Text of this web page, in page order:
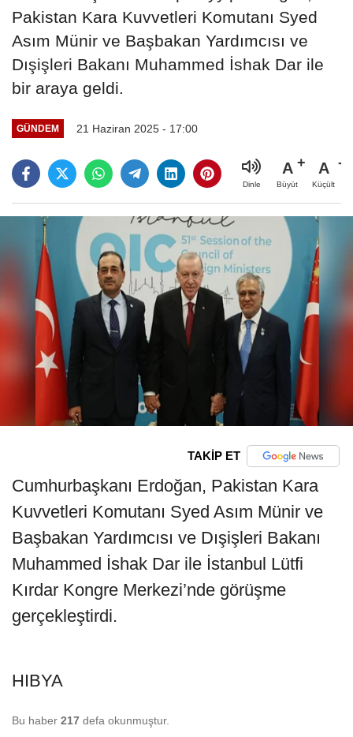
Pakistan Kara Kuvvetleri Komutanı Syed
Asım Münir ve Başbakan Yardımcısı ve
Dışişleri Bakanı Muhammed İshak Dar ile
bir araya geldi.
GÜNDEM 21 Haziran 2025 - 17:00
Dinle
A
Büyüt
A
Küçült
TAKİP ET
Cumhurbaşkanı Erdoğan, Pakistan Kara
Kuvvetleri Komutanı Syed Asım Münir ve
Başbakan Yardımcısı ve Dışişleri Bakanı
Muhammed İshak Dar ile İstanbul Lütfi
Kırdar Kongre Merkezi’nde görüşme
gerçekleştirdi.
HIBYA
Bu haber 217 defa okunmuştur.